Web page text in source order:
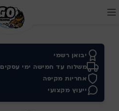
יבואן רשמי
משלוח עד חמישה ימי עסקים
אחריות מקיפה
ייעוץ מקצועי